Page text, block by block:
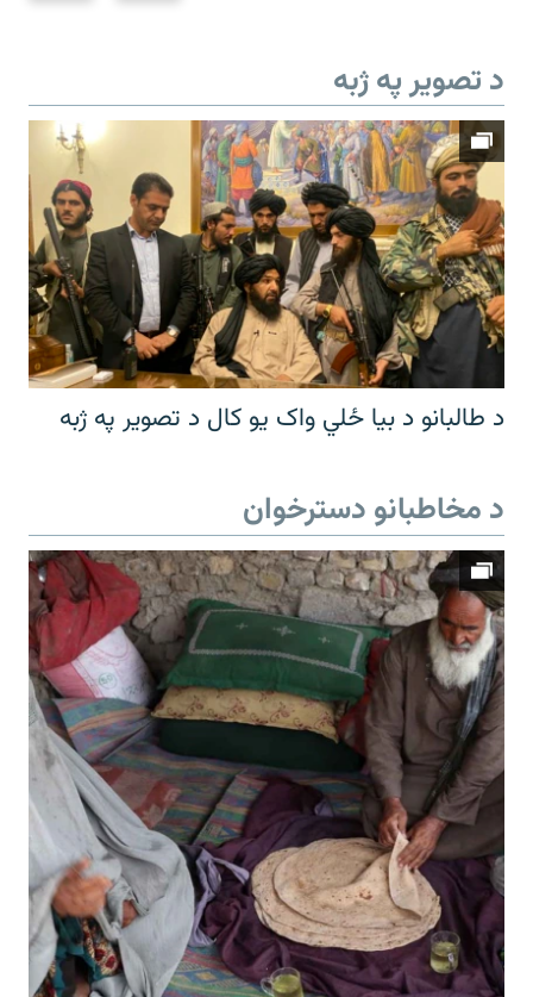
د تصویر په ژبه
د طالبانو د بیا ځلي واک یو کال د تصویر په ژبه
د مخاطبانو دسترخوان